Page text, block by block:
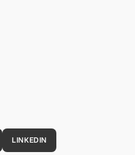
LINKEDIN